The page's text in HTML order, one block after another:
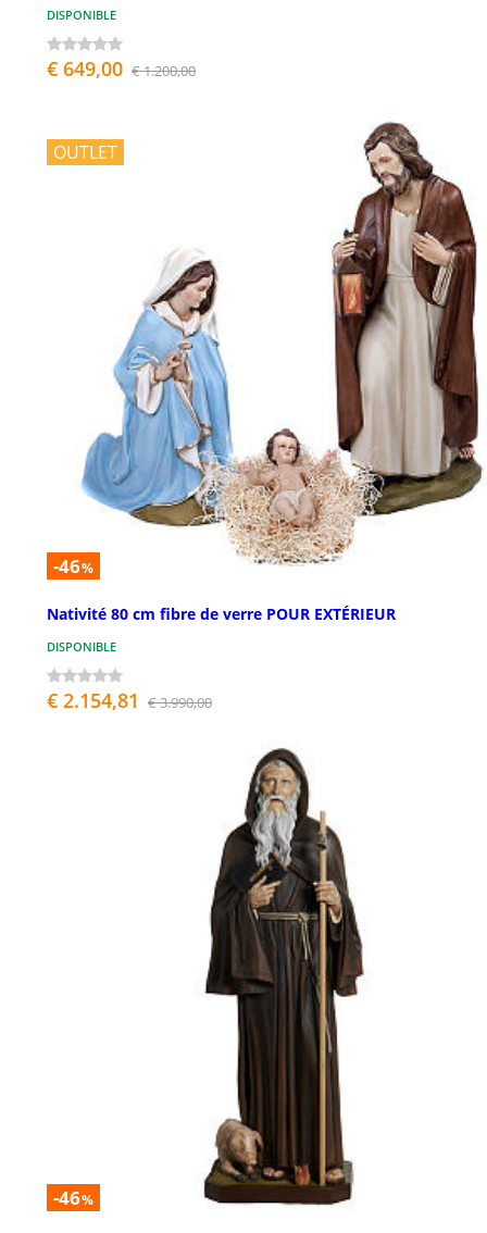
DISPONIBLE
€ 649,00 € 1.200,00
OUTLET
-46%
Nativité 80 cm fibre de verre POUR EXTÉRIEUR
DISPONIBLE
€ 2.154,81 € 3.990,00
-46%